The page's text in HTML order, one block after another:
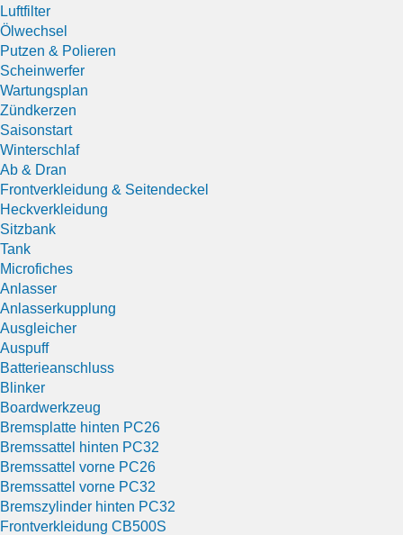
Luftfilter
Ölwechsel
Putzen & Polieren
Scheinwerfer
Wartungsplan
Zündkerzen
Saisonstart
Winterschlaf
Ab & Dran
Frontverkleidung & Seitendeckel
Heckverkleidung
Sitzbank
Tank
Microfiches
Anlasser
Anlasserkupplung
Ausgleicher
Auspuff
Batterieanschluss
Blinker
Boardwerkzeug
Bremsplatte hinten PC26
Bremssattel hinten PC32
Bremssattel vorne PC26
Bremssattel vorne PC32
Bremszylinder hinten PC32
Frontverkleidung CB500S